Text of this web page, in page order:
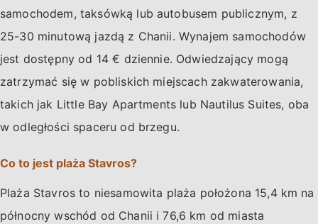
samochodem, taksówką lub autobusem publicznym, z
25-30 minutową jazdą z Chanii. Wynajem samochodów
jest dostępny od 14 € dziennie. Odwiedzający mogą
zatrzymać się w pobliskich miejscach zakwaterowania,
takich jak Little Bay Apartments lub Nautilus Suites, oba
w odległości spaceru od brzegu.
Co to jest plaża Stavros?
Plaża Stavros to niesamowita plaża położona 15,4 km na
północny wschód od Chanii i 76,6 km od miasta